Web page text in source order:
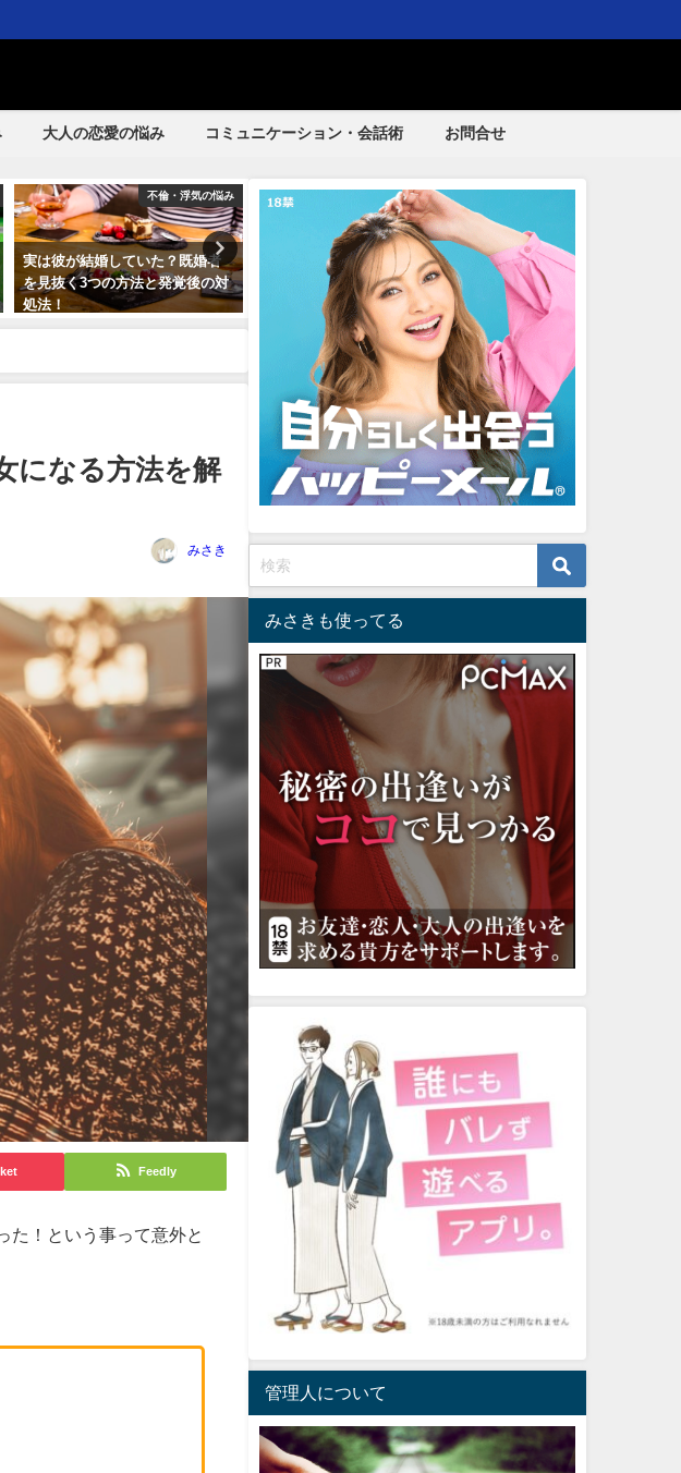
大人の恋愛の悩み コミュニケーション・会話術 お問合せ
不倫・浮気の悩み
実は彼が結婚していた？既婚者
を見抜く3つの方法と発覚後の対
処法！
不倫・浮気の悩み
不倫での初デートが不安？オス
スメのスポットと既婚男性の注
彼が浮気する男だった！何
浮気を繰り返す心理とその
は？
になる方法を解
みさき
Feedly
た！という事って意外と
みさきも使ってる
管理人について